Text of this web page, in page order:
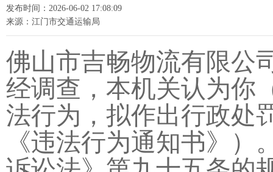
发布时间：2026-06-02 17:08:09
来源：江门市交通运输局
佛山市吉畅物流有限公
经调查，本机关认为你
法行为，拟作出行政处
《违法行为通知书》